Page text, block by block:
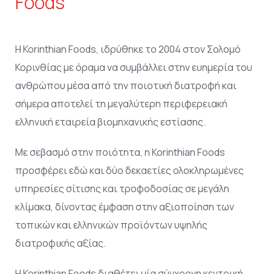
Η Korinthian Foods, ιδρύθηκε το 2004 στον Σολομό
Κορινθίας με όραμα να συμβάλλει στην ευημερία του
ανθρώπου μέσα από την ποιοτική διατροφή και
σήμερα αποτελεί τη μεγαλύτερη περιφερειακή
ελληνική εταιρεία βιομηχανικής εστίασης.
Με σεβασμό στην ποιότητα, η Korinthian Foods
προσφέρει εδώ και δύο δεκαετίες ολοκληρωμένες
υπηρεσίες σίτισης και τροφοδοσίας σε μεγάλη
κλίμακα, δίνοντας έμφαση στην αξιοποίηση των
τοπικών και ελληνικών προϊόντων υψηλής
διατροφικής αξίας.